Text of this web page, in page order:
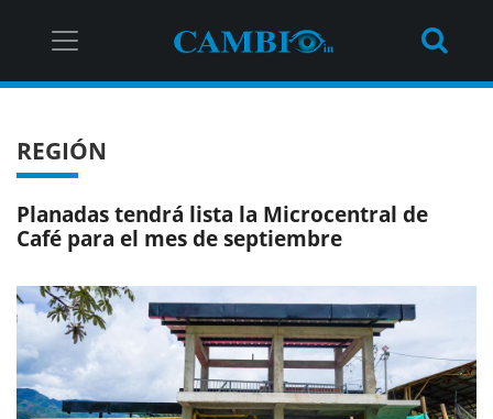
REGIÓN
Planadas tendrá lista la Microcentral de
Café para el mes de septiembre